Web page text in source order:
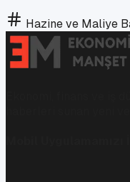
Hazine ve Maliye